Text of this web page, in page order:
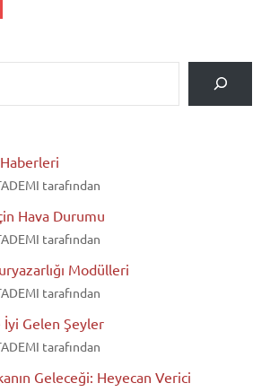
tarafından
Hava Durumu
tarafından
Modülleri
tarafından
İyi Gelen Şeyler
tarafından
Geleceği: Heyecan Verici